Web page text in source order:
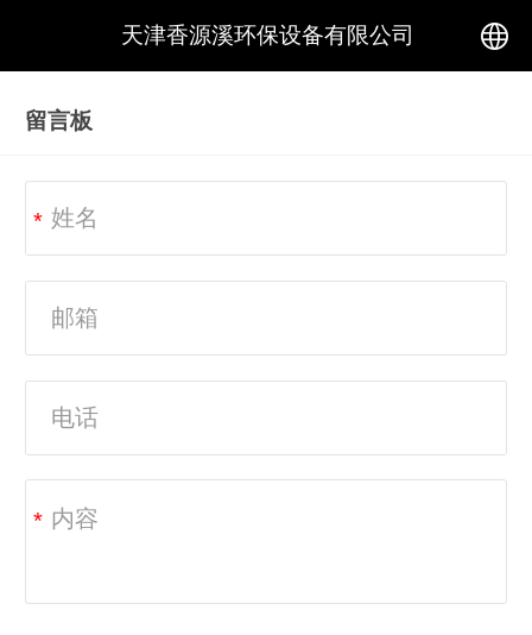
天津香源溪环保设备有限公司
留言板
*
*